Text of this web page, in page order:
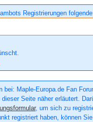
Registrierungen
bei: Maple-Europa.de Fan
Seite näher erläutert.
, um sich zu
registriert haben, können